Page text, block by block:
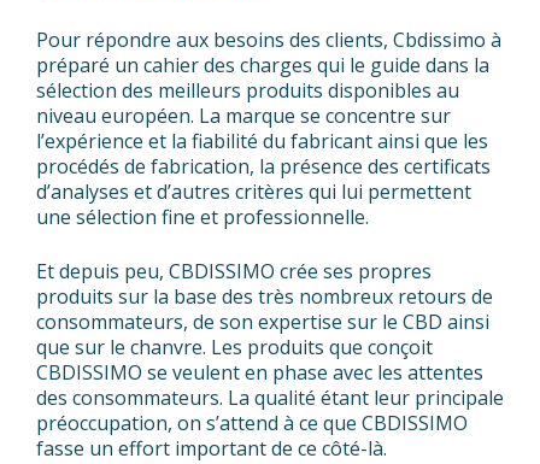
Pour répondre aux besoins des clients, Cbdissimo à
préparé un cahier des charges qui le guide dans la
sélection des meilleurs produits disponibles au
niveau européen. La marque se concentre sur
l’expérience et la fiabilité du fabricant ainsi que les
procédés de fabrication, la présence des certificats
d’analyses et d’autres critères qui lui permettent
une sélection fine et professionnelle.
Et depuis peu, CBDISSIMO crée ses propres
produits sur la base des très nombreux retours de
consommateurs, de son expertise sur le CBD ainsi
que sur le chanvre. Les produits que conçoit
CBDISSIMO se veulent en phase avec les attentes
des consommateurs. La qualité étant leur principale
préoccupation, on s’attend à ce que CBDISSIMO
fasse un effort important de ce côté-là.